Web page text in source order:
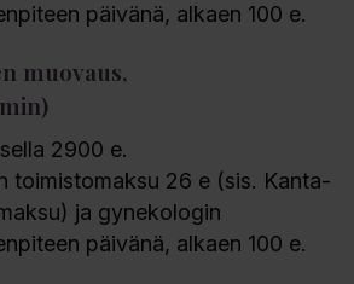
päivänä, alkaen 100 e.
muovaus,
2900 e.
toimistomaksu 26 e (sis. Kanta-
ja gynekologin
päivänä, alkaen 100 e.